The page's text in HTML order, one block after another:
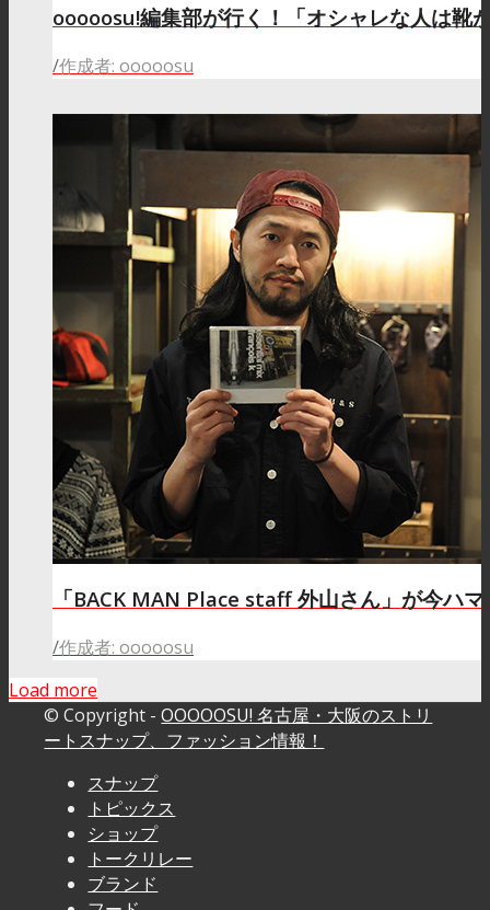
ooooosu!編集部が行く！「オシャレな人は靴
/作成者: ooooosu
「BACK MAN Place staff 外山さん」が今ハ
/作成者: ooooosu
Load more
© Copyright -OOOOOSU! 名古屋・大阪のストリ
ートスナップ、ファッション情報！
スナップ
トピックス
ショップ
トークリレー
ブランド